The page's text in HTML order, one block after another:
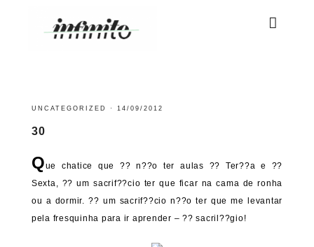
UNCATEGORIZED · 14/09/2012
30
Que chatice que ?? n??o ter aulas ?? Ter??a e ??
Sexta, ?? um sacrif??cio ter que ficar na cama de ronha
ou a dormir. ?? um sacrif??cio n??o ter que me levantar
pela fresquinha para ir aprender – ?? sacril??gio!